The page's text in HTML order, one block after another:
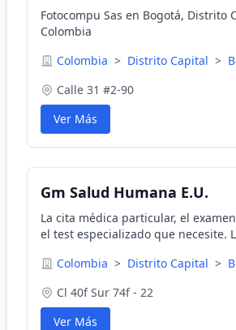
Fotocompu Sas en Bogotá, Distrito
Colombia
Colombia > Distrito Capital >
Calle 31 #2-90
Ver Más
Gm Salud Humana E.U.
La cita médica particular, el
el test especializado que necesite.
formulario dándonos a conocer sus
Colombia > Distrito Capital >
Cl 40f Sur 74f - 22
Ver Más